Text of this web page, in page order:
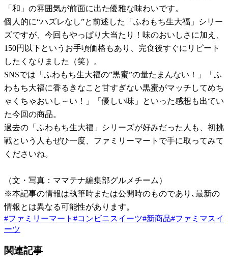
「和」の雰囲気が前面に出た優雅な味わいです。
個人的に“ハズレなし”と前述した「ふわもち生大福」シリー
ズですが、今回もやっぱり大当たり！味のおいしさに加え、
150円以下というお手頃価格もあり、完食後すぐにリピート
したくなりました（笑）。
SNSでは「ふわもち生大福の”黒蜜”の量たまんない！」「ふ
わもち大福に香るきなこと甘すぎない黒蜜がマッチしてめち
ゃくちゃおいし～い！」「優しい味」といった感想も出てい
た今回の商品。
過去の「ふわもち生大福」シリーズが好みだった人も、初挑
戦という人もぜひ一度、ファミリーマートで手に取ってみて
くださいね。
（文・写真：ママテナ編集部グルメチーム）
※本記事の情報は執筆時または公開時のものであり､最新の
情報とは異なる可能性があります。
#ファミリーマート #コンビニスイーツ#新商品#ファミマスイ
ーツ
関連記事